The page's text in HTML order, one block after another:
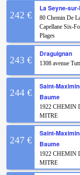
242 €
La Seyne-
80 Chemin De
Capellane Six-
Plages
243 €
Draguignan
1308 avenue
244 €
Saint-
Baume
1922 CHEMIN
MITRE
247 €
Saint-
Baume
1922 CHEMIN
MITRE